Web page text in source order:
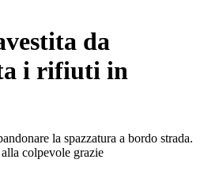
da
i rifiuti in
la spazzatura a bordo strada.
colpevole grazie